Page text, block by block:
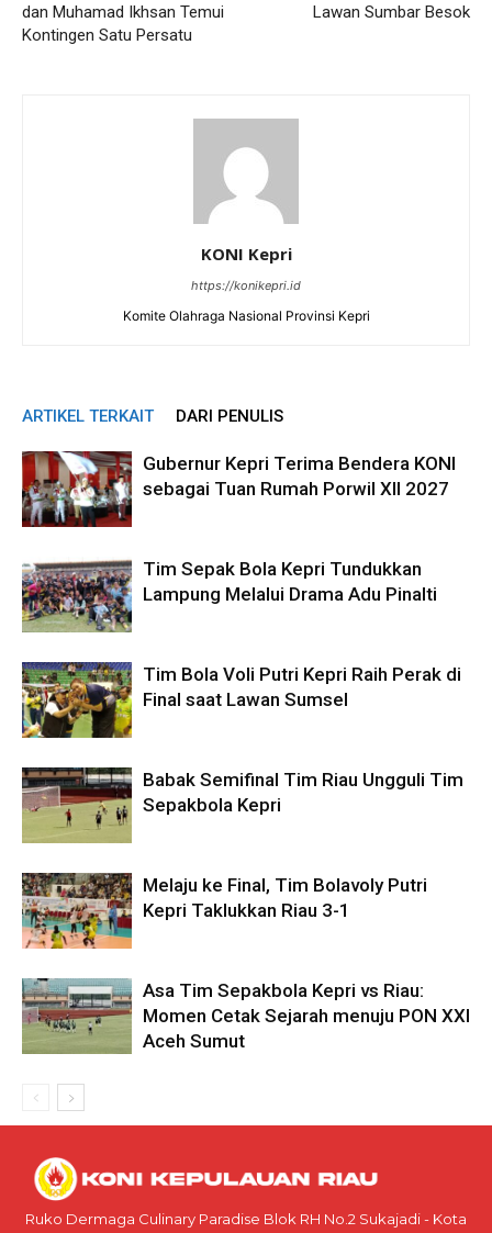
dan Muhamad Ikhsan Temui
Kontingen Satu Persatu
Lawan Sumbar Besok
KONI Kepri
https://konikepri.id
Komite Olahraga Nasional Provinsi Kepri
ARTIKEL TERKAIT DARI PENULIS
Gubernur Kepri Terima Bendera KONI
sebagai Tuan Rumah Porwil XII 2027
Tim Sepak Bola Kepri Tundukkan
Lampung Melalui Drama Adu Pinalti
Tim Bola Voli Putri Kepri Raih Perak di
Final saat Lawan Sumsel
Babak Semifinal Tim Riau Ungguli Tim
Sepakbola Kepri
Melaju ke Final, Tim Bolavoly Putri
Kepri Taklukkan Riau 3-1
Asa Tim Sepakbola Kepri vs Riau:
Momen Cetak Sejarah menuju PON XXI
Aceh Sumut
Ruko Dermaga Culinary Paradise Blok RH No.2 Sukajadi - Kota